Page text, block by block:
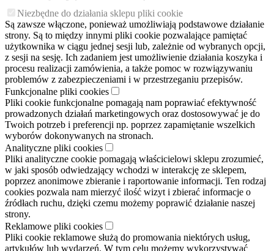
Niezbędne do działania sklepu pliki cookie
Są zawsze włączone, ponieważ umożliwiają podstawowe działanie
strony. Są to między innymi pliki cookie pozwalające pamiętać
użytkownika w ciągu jednej sesji lub, zależnie od wybranych opcji,
z sesji na sesję. Ich zadaniem jest umożliwienie działania koszyka i
procesu realizacji zamówienia, a także pomoc w rozwiązywaniu
problemów z zabezpieczeniami i w przestrzeganiu przepisów.
Funkcjonalne pliki cookies
Pliki cookie funkcjonalne pomagają nam poprawiać efektywność
prowadzonych działań marketingowych oraz dostosowywać je do
Twoich potrzeb i preferencji np. poprzez zapamiętanie wszelkich
wyborów dokonywanych na stronach.
Analityczne pliki cookies
Pliki analityczne cookie pomagają właścicielowi sklepu zrozumieć,
w jaki sposób odwiedzający wchodzi w interakcję ze sklepem,
poprzez anonimowe zbieranie i raportowanie informacji. Ten rodzaj
cookies pozwala nam mierzyć ilość wizyt i zbierać informacje o
źródłach ruchu, dzięki czemu możemy poprawić działanie naszej
strony.
Reklamowe pliki cookies
Pliki cookie reklamowe służą do promowania niektórych usług,
artykułów lub wydarzeń. W tym celu możemy wykorzystywać